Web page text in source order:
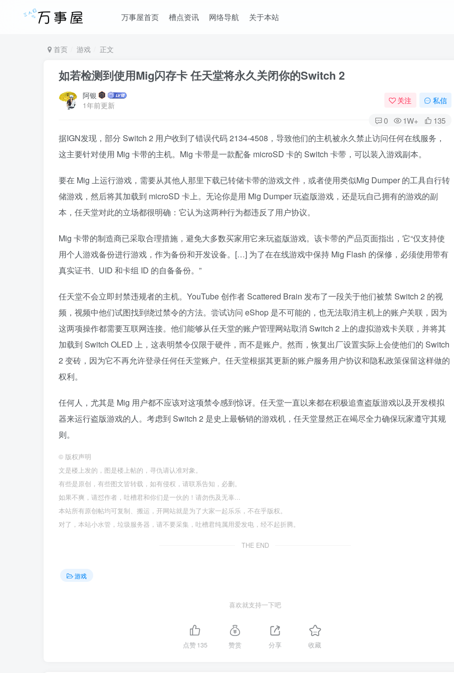
万事屋首页 槽点资讯 网络导航 关于本站
首页 游戏 正文
如若检测到使用Mig闪存卡 任天堂将永久关闭你的Switch 2
阿银
1年前更新
关注 私信
0 1W+ 135
据IGN发现，部分 Switch 2 用户收到了错误代码 2134-4508，导致他们的主机被永久禁止访问任何在线服务，
这主要针对使用 Mig 卡带的主机。Mig 卡带是一款配备 microSD 卡的 Switch 卡带，可以装入游戏副本。
要在 Mig 上运行游戏，需要从其他人那里下载已转储卡带的游戏文件，或者使用类似Mig Dumper 的工具自行转
储游戏，然后将其加载到 microSD 卡上。无论你是用 Mig Dumper 玩盗版游戏，还是玩自己拥有的游戏的副
本，任天堂对此的立场都很明确：它认为这两种行为都违反了用户协议。
Mig 卡带的制造商已采取合理措施，避免大多数买家用它来玩盗版游戏。该卡带的产品页面指出，它“仅支持使
用个人游戏备份进行游戏，作为备份和开发设备。[…] 为了在在线游戏中保持 Mig Flash 的保修，必须使用带有
真实证书、UID 和卡组 ID 的自备备份。”
任天堂不会立即封禁违规者的主机。YouTube 创作者 Scattered Brain 发布了一段关于他们被禁 Switch 2 的视
频，视频中他们试图找到绕过禁令的方法。尝试访问 eShop 是不可能的，也无法取消主机上的账户关联，因为
这两项操作都需要互联网连接。他们能够从任天堂的账户管理网站取消 Switch 2 上的虚拟游戏卡关联，并将其
加载到 Switch OLED 上，这表明禁令仅限于硬件，而不是账户。然而，恢复出厂设置实际上会使他们的 Switch
2 变砖，因为它不再允许登录任何任天堂账户。任天堂根据其更新的账户服务用户协议和隐私政策保留这样做的
权利。
任何人，尤其是 Mig 用户都不应该对这项禁令感到惊讶。任天堂一直以来都在积极追查盗版游戏以及开发模拟
器来运行盗版游戏的人。考虑到 Switch 2 是史上最畅销的游戏机，任天堂显然正在竭尽全力确保玩家遵守其规
则。
© 版权声明
文是楼上发的，图是楼上帖的，寻仇请认准对象。
有些是原创，有些图文皆转载，如有侵权，请联系告知，必删。
如果不爽，请怼作者，吐槽君和你们是一伙的！请勿伤及无辜...
本站所有原创帖均可复制、搬运，开网站就是为了大家一起乐乐，不在乎版权。
对了，本站小水管，垃圾服务器，请不要采集，吐槽君纯属用爱发电，经不起折腾。
THE END
游戏
喜欢就支持一下吧
点赞135 赞赏 分享 收藏